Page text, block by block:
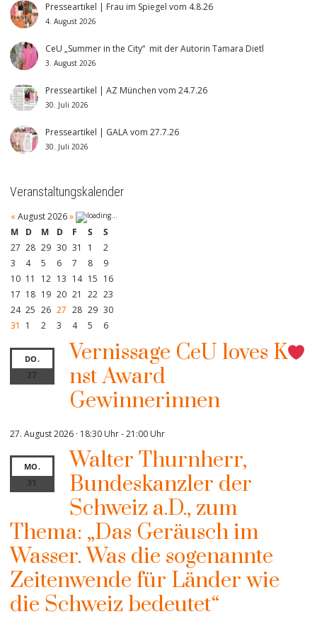
Presseartikel | Frau im Spiegel vom 4.8.26
4. August 2026
CeU „Summer in the City“ mit der Autorin Tamara Dietl
3. August 2026
Presseartikel | AZ München vom 24.7.26
30. Juli 2026
Presseartikel | GALA vom 27.7.26
30. Juli 2026
Veranstaltungskalender
« August 2026»
M
D M D F S
S
27 28 29 30 31 1
2
3
4 5 6 7 8
9
10 11 12 13 14 15 16
17 18 19 20 21 22 23
24 25 26 27 28 29 30
31
1 2 3 4 5 6
DO.
27
Vernissage CeU loves K
nst Award
Gewinnerinnen
27. August 2026 · 18:30 Uhr-21:00 Uhr
MO.
31
Walter Thurnherr,
Bundeskanzler der
Schweiz a.D., zum
Thema: „Das Geräusch im
Wasser. Was die sogenannte
Zeitenwende für Länder wie
die Schweiz bedeutet“